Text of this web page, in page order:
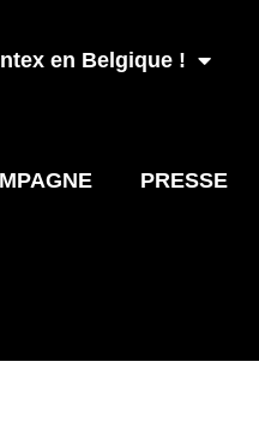
en Belgique !
PRESSE